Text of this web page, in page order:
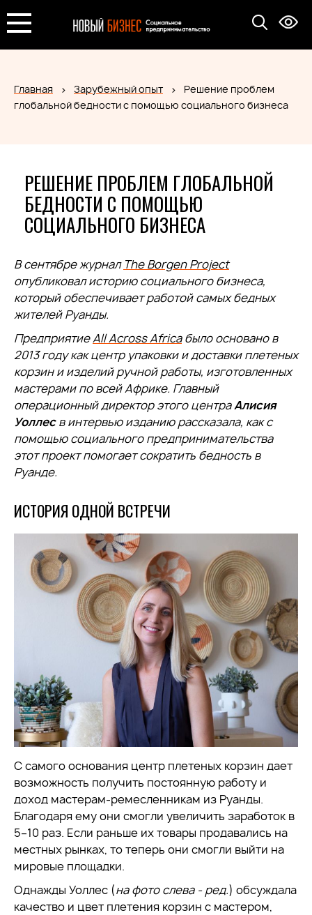
Главная Зарубежный опыт
Решение проблем
глобальной бедности с помощью социального бизнеса
РЕШЕНИЕ ПРОБЛЕМ ГЛОБАЛЬНОЙ
БЕДНОСТИ С ПОМОЩЬЮ
СОЦИАЛЬНОГО БИЗНЕСА
В сентябре журнал The Borgen Project
опубликовал историю социального бизнеса,
который обеспечивает работой самых бедных
жителей Руанды.
ПредприятиеAll Across Africaбыло основано в
2013 году как центр упаковки и доставки плетеных
корзин и изделий ручной работы, изготовленных
мастерами по всей Африке. Главный
операционный директор этого центраАлисия
Уоллесв интервью изданию рассказала, как с
помощью социального предпринимательства
этот проект помогает сократить бедность в
Руанде.
ИСТОРИЯ ОДНОЙ ВСТРЕЧИ
С самого основания центр плетеных корзин дает
возможность получить постоянную работу и
доход мастерам-ремесленникам из Руанды.
Благодаря ему они смогли увеличить заработок в
5–10 раз. Если раньше их товары продавались на
местных рынках, то теперь они смогли выйти на
мировые площадки.
Однажды Уоллес (на фото слева - ред.) обсуждала
качество и цвет плетения корзин с мастером,